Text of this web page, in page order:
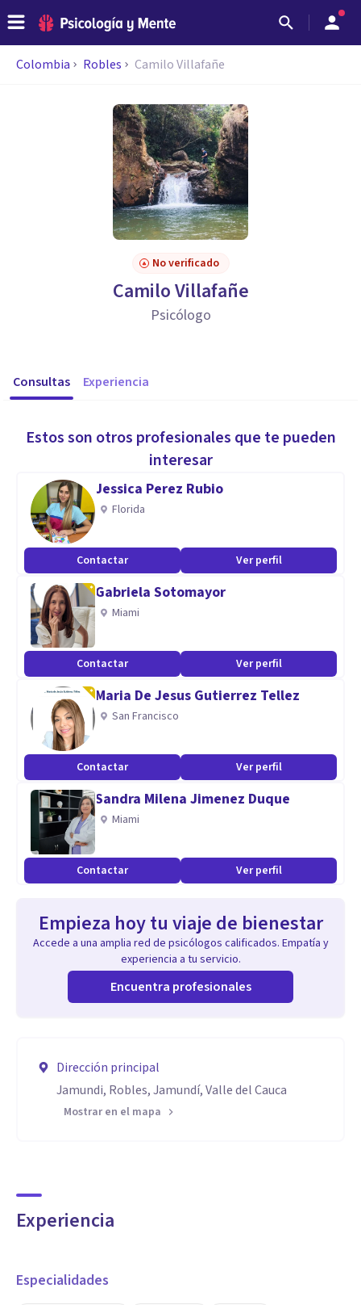
Colombia Robles Camilo Villafañe
No verificado
Camilo Villafañe
Psicólogo
Consultas Experiencia
Estos son otros profesionales que te pueden
interesar
Jessica Perez Rubio
Florida
Contactar Ver perfil
Gabriela Sotomayor
Miami
Contactar Ver perfil
Maria De Jesus Gutierrez Tellez
San Francisco
Contactar Ver perfil
Sandra Milena Jimenez Duque
Miami
Contactar Ver perfil
Empieza hoy tu viaje de bienestar
Accede a una amplia red de psicólogos calificados. Empatía y
experiencia a tu servicio.
Encuentra profesionales
Dirección principal
Jamundi, Robles, Jamundí, Valle del Cauca
Mostrar en el mapa
Experiencia
Especialidades